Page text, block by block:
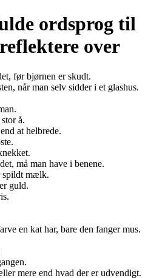
ordsprog til
over
før bjørnen er skudt.
når man selv sidder i et glashus.
å.
at helbrede.
må man have i benene.
spildt mælk.
guld.
en kat har, bare den fanger mus.
mere end hvad der er udvendigt.